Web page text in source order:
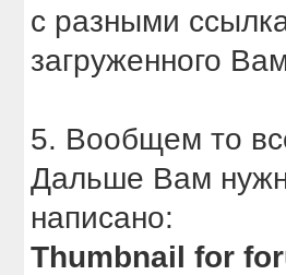
с разными
загруженного
5. Вообщем то
Дальше Вам
написано:
Thumbnail for